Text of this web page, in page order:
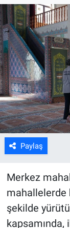
Paylaş
Merkez
mahallelerde
şekilde
kapsamında,